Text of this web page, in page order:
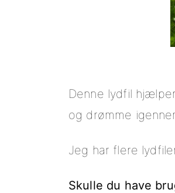
Denne lydfil
og drømme
Jeg har flere
Skulle du have